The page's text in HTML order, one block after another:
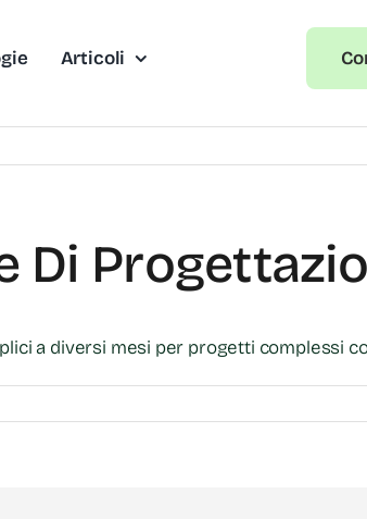
Articoli
Di
a diversi mesi per progetti complessi